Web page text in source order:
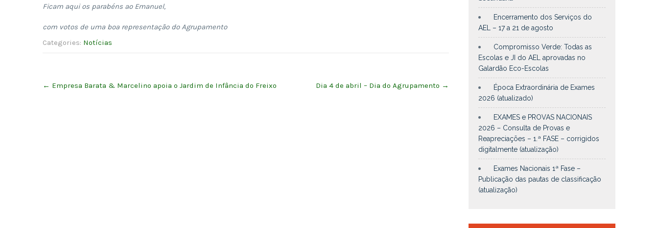
Ficam aqui os parabéns ao Emanuel,
com votos de uma boa representação do Agrupamento
Categories: Notícias
navigation
← Empresa Barata & Marcelino apoia o Jardim de Infância do Freixo Dia 4 de abril – Dia do Agrupamento →
Encerramento dos Serviços do
AEL – 17 a 21 de agosto
Compromisso Verde: Todas as
Escolas e JI do AEL aprovadas no
Galardão Eco-Escolas
Época Extraordinária de Exames
2026 (atualizado)
EXAMES e PROVAS NACIONAIS
2026 – Consulta de Provas e
Reapreciações – 1.ª FASE – corrigidos
digitalmente (atualização)
Exames Nacionais 1ª Fase –
Publicação das pautas de classificação
(atualização)